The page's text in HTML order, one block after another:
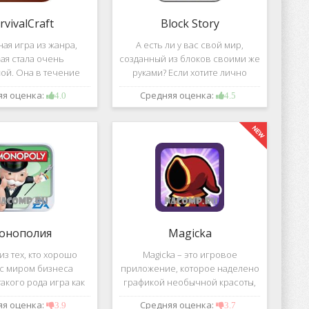
игра из жанра,
стала очень
Она в течение
временного
попала в список
качество графики,
оценка: 4.0
Block Story
А есть ли у вас свой мир,
созданный из блоков своими же
руками? Если хотите лично
воздвигнуть для себя такой мир,
тогда игра, которая называется
Средняя оценка: 4.5
тех, кто хорошо
миром бизнеса
рода игра как
настольная игра
оценка: 3.9
Magicka
Magicka – это игровое
приложение, которое наделено
графикой необычной красоты,
все персонажи в нем весьма
Средняя оценка: 3.7